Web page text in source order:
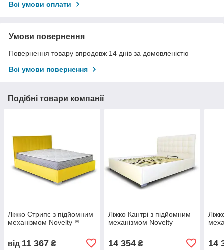
Всі умови оплати
Умови повернення
Повернення товару впродовж 14 днів за домовленістю
Всі умови повернення
Подібні товари компанії
Ліжко Стрипс з підйомним
механізмом Novelty™
від 11 367 ₴
Ліжко Кантрі з підйомним
механізмом Novelty
14 354₴ 14